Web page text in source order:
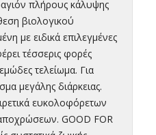
πλήρους κάλυψης
βιολογικού
με ειδικά επιλεγμένες
τέσσερις φορές
τελείωμα. Για
μεγάλης διάρκειας.
ευκολοφόρετων
GOOD FOR